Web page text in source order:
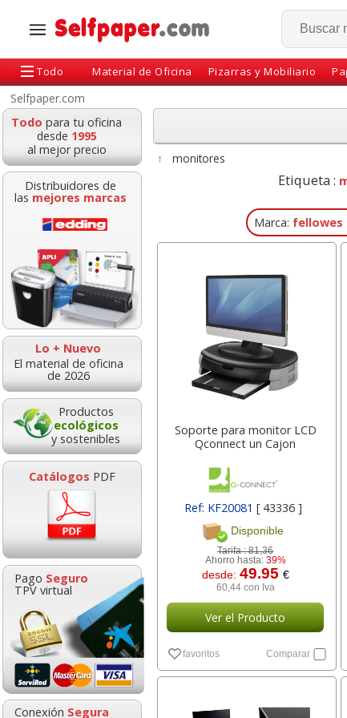
Todo Material de Oficina Pizarras y Mobiliario
Selfpaper.com
Todo para tu oficina
desde 1995
al mejor precio
Distribuidores de
las mejores marcas
Lo + Nuevo
El material de oficina
de 2026
Productos
ecológicos
y sostenibles
Catálogos PDF
Pago Seguro
TPV virtual
Conexión Segura
↑ monitores
Etiqueta :
Marca: fellowes
Soporte para monitor LCD
Qconnect un Cajon
Ref: KF20081 [ 43336 ]
Disponible
Tarifa :81,36
Ahorro hasta: 39%
desde: 49.95 €
60,44 con Iva
Ver el Producto
favoritos Comparar
Grapadora electrica
Petrus E-310 Wow
Naranja metal
desde: 30,95
37,45 con Iva
Pizarra blanca
magnética Din A3,
doble folio, 30x42 cms
desde:6,84
8,28 con Iva
Reposapies Fellowes
Refresh, con efecto
ventilación
desde:18,56
22,46 con Iva
Taladrador de papel Q-
connect 10 Hojas Azul
KF02153 - 31635
desde:2,98 €
Goma de borrar
moldeable maleable
para carboncillo o
grafito
0,89
HP 304
Cartucho
N9K05AE